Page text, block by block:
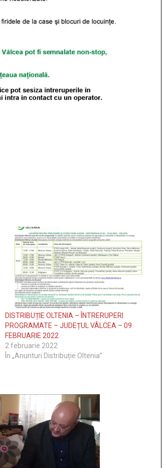
DISTRIBUȚIE OLTENIA – ÎNTRERUPERI
PROGRAMATE – JUDEȚUL VÂLCEA – 09
FEBRUARIE 2022
2 februarie 2022
În „Anunturi Distribuție Oltenia”